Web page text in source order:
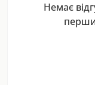
Немає